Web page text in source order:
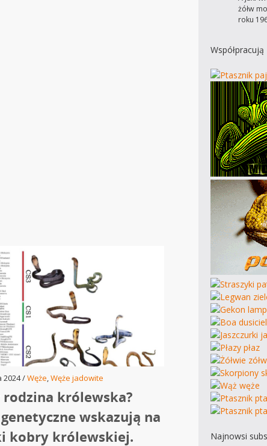
2024 /Węże,Węże jadowite
rodzina królewska?
wskazują na
kobry królewskiej.
żółw
roku
Najnowsi